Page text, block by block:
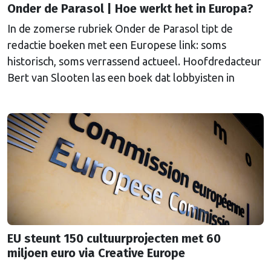
Onder de Parasol | Hoe werkt het in Europa?
In de zomerse rubriek Onder de Parasol tipt de
redactie boeken met een Europese link: soms
historisch, soms verrassend actueel. Hoofdredacteur
Bert van Slooten las een boek dat lobbyisten in
EU steunt 150 cultuurprojecten met 60
miljoen euro via Creative Europe